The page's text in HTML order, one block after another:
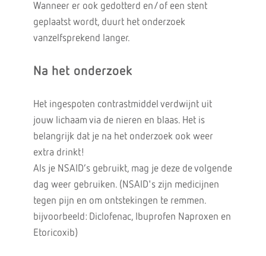
Wanneer er ook gedotterd en/of een stent
geplaatst wordt, duurt het onderzoek
vanzelfsprekend langer.
Na het onderzoek
Het ingespoten contrastmiddel verdwijnt uit
jouw lichaam via de nieren en blaas. Het is
belangrijk dat je na het onderzoek ook weer
extra drinkt!
Als je NSAID’s gebruikt, mag je deze de volgende
dag weer gebruiken. (NSAID's zijn medicijnen
tegen pijn en om ontstekingen te remmen.
bijvoorbeeld: Diclofenac, Ibuprofen Naproxen en
Etoricoxib)